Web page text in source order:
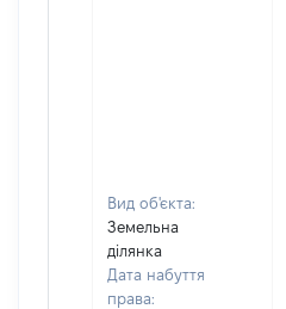
Вид об'єкта:
Земельна
ділянка
Дата набуття
права: